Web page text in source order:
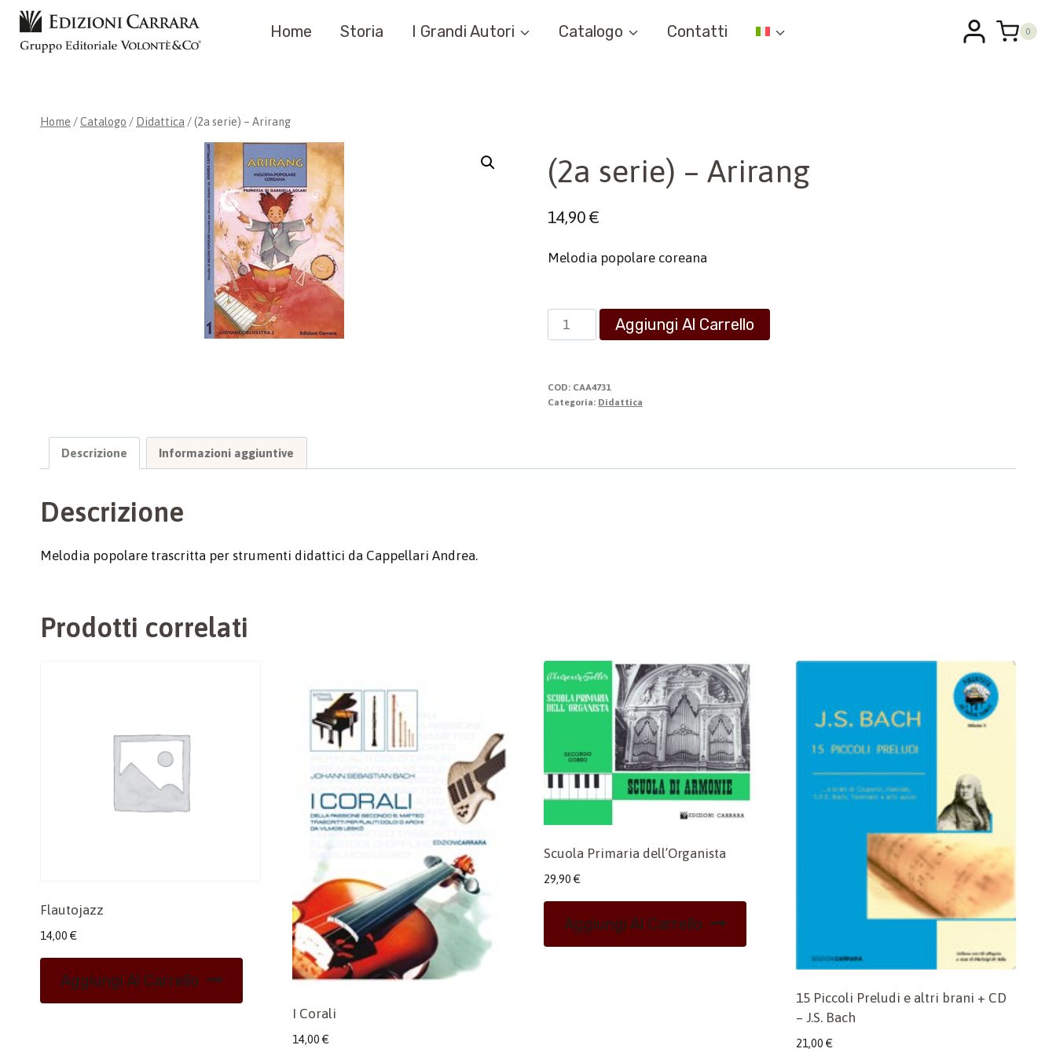
Salta
contenuto
Home Storia I Grandi Autori Catalogo Contatti 0
Home /Catalogo / Didattica /(2a serie) – Arirang
(2a serie) – Arirang
14,90€
Melodia popolare coreana
(2a
serie)
Arirang
quantità
Aggiungi Al Carrello
COD: CAA4731
Categoria: Didattica
Descrizione Informazioni aggiuntive
Descrizione
Melodia popolare trascritta per strumenti didattici da Cappellari Andrea.
Prodotti correlati
Flautojazz
14,00 €
Aggiungi Al Carrello
I Corali
14,00 €
Scuola Primaria dell’Organista
29,90 €
Aggiungi Al Carrello
15 Piccoli Preludi e altri brani + CD
– J.S. Bach
21,00 €